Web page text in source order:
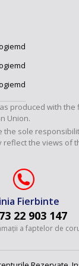
produced with
Union.
the sole
reflect the views of
Fierbinte
22 903 147
a faptelor de